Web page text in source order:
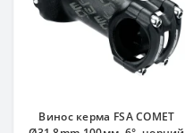
Винос керма FSA COMET